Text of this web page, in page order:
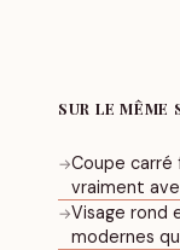
SUR LE MÊME
→Coupe carré
vraiment
→Visage rond
modernes